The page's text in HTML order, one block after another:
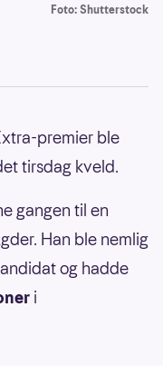
Foto: Shutterstock
premier ble
tirsdag kveld.
gangen til en
Han ble nemlig
og hadde
i